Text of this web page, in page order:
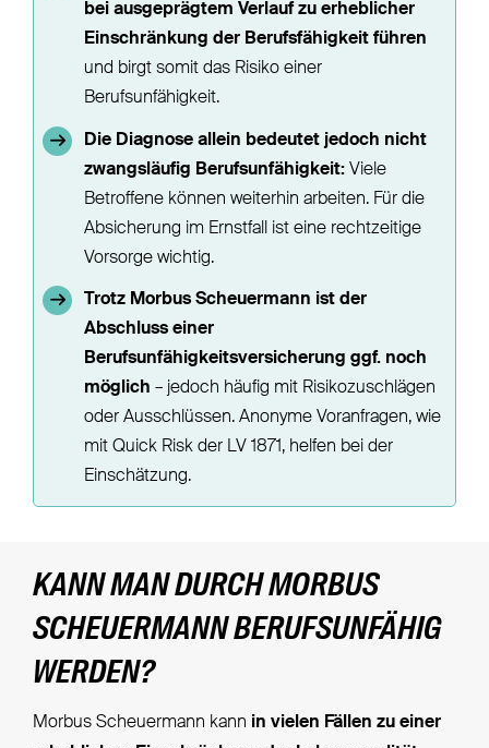
bei ausgeprägtem Verlauf zu erheblicher
Einschränkung der Berufsfähigkeit führen
und birgt somit das Risiko einer
Berufsunfähigkeit.
Die Diagnose allein bedeutet jedoch nicht
zwangsläufig Berufsunfähigkeit: Viele
Betroffene können weiterhin arbeiten. Für die
Absicherung im Ernstfall ist eine rechtzeitige
Vorsorge wichtig.
Trotz Morbus Scheuermann ist der
Abschluss einer
Berufsunfähigkeitsversicherung ggf. noch
möglich – jedoch häufig mit Risikozuschlägen
oder Ausschlüssen. Anonyme Voranfragen, wie
mit Quick Risk der LV 1871, helfen bei der
Einschätzung.
KANN MAN DURCH MORBUS
SCHEUERMANN BERUFSUNFÄHIG
WERDEN?
Morbus Scheuermann kann in vielen Fällen zu einer